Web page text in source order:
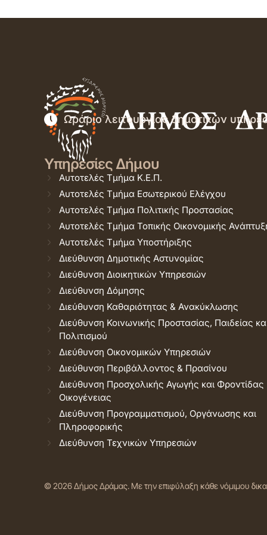
Ωράριο λειτουργίας δημοτικών
Υπηρεσίες Δήμου
Αυτοτελές Τμήμα Κ.Ε.Π.
Αυτοτελές Τμήμα Εσωτερικού Ελέγχου
Αυτοτελές Τμήμα Πολιτικής Προστασίας
Αυτοτελές Τμήμα Τοπικής Οικονομικής
Αυτοτελές Τμήμα Υποστήριξης
Διεύθυνση Δημοτικής Αστυνομίας
Διεύθυνση Διοικητικών Υπηρεσιών
Διεύθυνση Δόμησης
Διεύθυνση Καθαριότητας & Ανακύκλωσης
Διεύθυνση Κοινωνικής Προστασίας, Παιδείας
Πολιτισμού
Διεύθυνση Οικονομικών Υπηρεσιών
Διεύθυνση Περιβάλλοντος & Πρασίνου
Διεύθυνση Προσχολικής Αγωγής και Φροντίδας
Οικογένειας
Διεύθυνση Προγραμματισμού, Οργάνωσης και
Πληροφορικής
Διεύθυνση Τεχνικών Υπηρεσιών
© 2026 Δήμος Δράμας. Με την επιφύλαξη κάθε νόμιμου